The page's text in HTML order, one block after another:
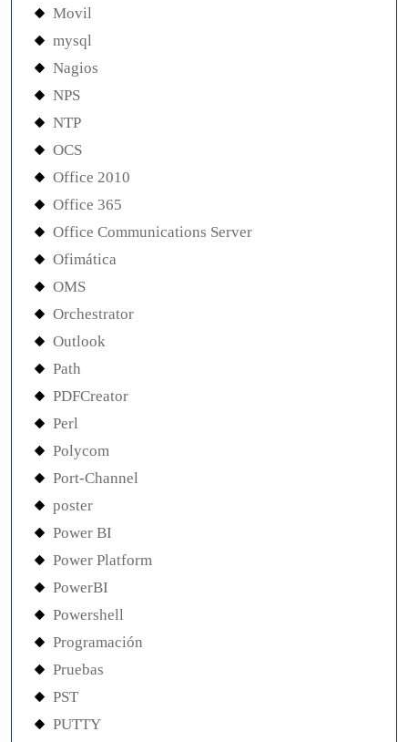
Movil
mysql
Nagios
NPS
NTP
OCS
Office 2010
Office 365
Office Communications Server
Ofimática
OMS
Orchestrator
Outlook
Path
PDFCreator
Perl
Polycom
Port-Channel
poster
Power BI
Power Platform
PowerBI
Powershell
Programación
Pruebas
PST
PUTTY